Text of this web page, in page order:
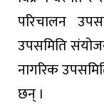
परिचालन
उपसमिति
नागरिक
छन् ।